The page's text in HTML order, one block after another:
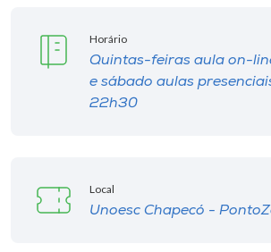
Horário
Quintas-feiras aula on-
e sábado aulas
22h30
Local
Unoesc Chapecó -